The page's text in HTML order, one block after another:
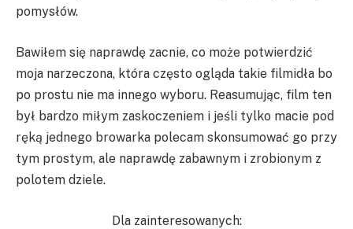
pomysłów.
Bawiłem się naprawdę zacnie, co może potwierdzić
moja narzeczona, która często ogląda takie filmidła bo
po prostu nie ma innego wyboru. Reasumując, film ten
był bardzo miłym zaskoczeniem i jeśli tylko macie pod
ręką jednego browarka polecam skonsumować go przy
tym prostym, ale naprawdę zabawnym i zrobionym z
polotem dziele.
Dla zainteresowanych: